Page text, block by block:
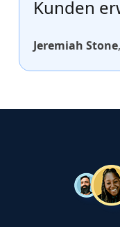
Kunden
Jeremiah Stone